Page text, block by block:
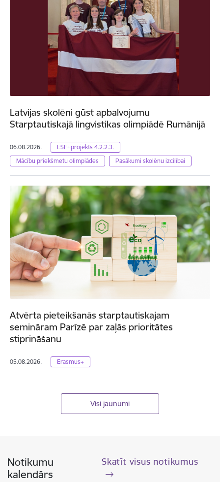
Latvijas skolēni gūst apbalvojumu
Starptautiskajā lingvistikas olimpiādē Rumānijā
06.08.2026.
ESF+projekts 4.2.2.3.
Mācību priekšmetu olimpiādes
Pasākumi skolēnu izcilībai
Atvērta pieteikšanās starptautiskajam
semināram Parīzē par zaļās prioritātes
stiprināšanu
05.08.2026. Erasmus+
Visi jaunumi
Notikumu
kalendārs
Skatīt visus notikumus